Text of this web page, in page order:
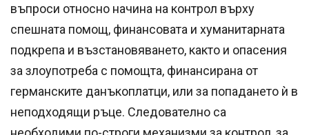
въпроси относно начина на контрол върху
спешната помощ, финансовата и хуманитарната
подкрепа и възстановяването, както и опасения
за злоупотреба с помощта, финансирана от
германските данъкоплатци, или за попадането ѝ в
неподходящи ръце. Следователно са